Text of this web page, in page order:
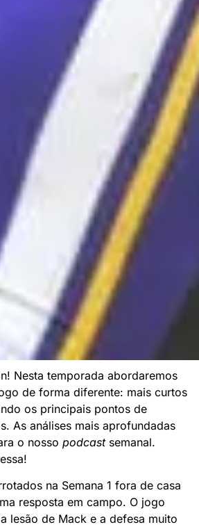
Nesta temporada abordaremos
de forma diferente: mais curtos
os principais pontos de
As análises mais aprofundadas
o nosso podcastsemanal.
na Semana 1 fora de casa
resposta em campo. O jogo
lesão de Mack e a defesa muito